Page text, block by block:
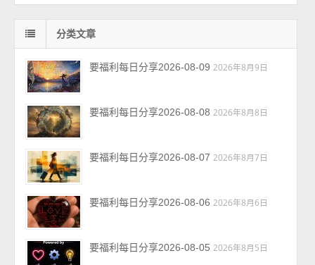
分类文章
要福利每日分享2026-08-09 2026年8月9日
要福利每日分享2026-08-08 2026年8月8日
要福利每日分享2026-08-07 2026年8月7日
要福利每日分享2026-08-06 2026年8月6日
要福利每日分享2026-08-05 2026年8月5日